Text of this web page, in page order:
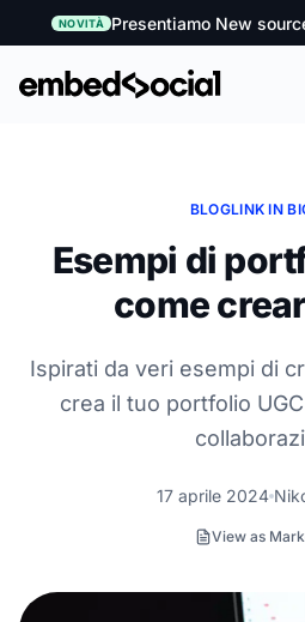
NOVITÀ Presentiamo New
BLOGLINK IN
Esempi di
come
Ispirati da veri esempi di
crea il tuo portfolio
17 aprile 2024
View as